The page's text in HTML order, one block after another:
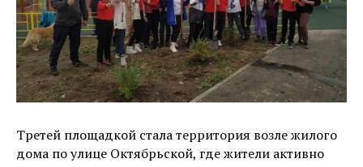
Третей площадкой стала территория возле жилого
дома по улице Октябрьской, где жители активно